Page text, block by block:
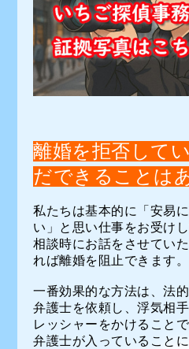
離婚を拒否して
だできることは
私たちは基本的に「安易
い」と思い仕事をお受け
相談時にお話をさせてい
れば離婚を阻止できます。
一番効果的な方法は、法
弁護士を依頼し、浮気相
レッシャーをかけることで
弁護士が入っていること